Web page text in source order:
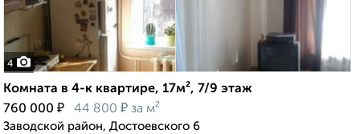
4
Комната в 4-к квартире, 17м², 7/9 этаж
760 000 ₽ 44 800 ₽ за м²
Заводской район, Достоевского 6